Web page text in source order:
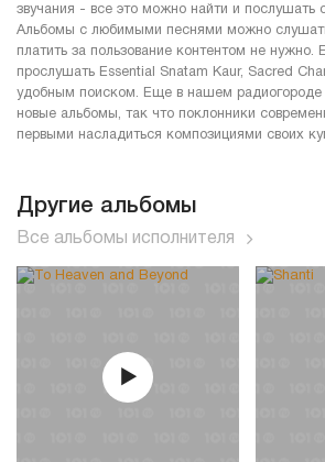
звучания - все это можно найти и послушать
Альбомы с любимыми песнями можно слушать
платить за пользование контентом не нужно.
прослушать Essential Snatam Kaur, Sacred
удобным поиском. Еще в нашем радиогороде
новые альбомы, так что поклонники
первыми насладиться композициями своих
Другие альбомы
Все альбомы исполнителя